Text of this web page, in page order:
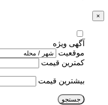
×
آگهی ویژه
موقعیت
کمترین قیمت
بیشترین قیمت
جستجو